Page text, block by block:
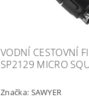
VODNÍ CESTOVNÍ
SP2129 MICRO
Značka: SAWYER